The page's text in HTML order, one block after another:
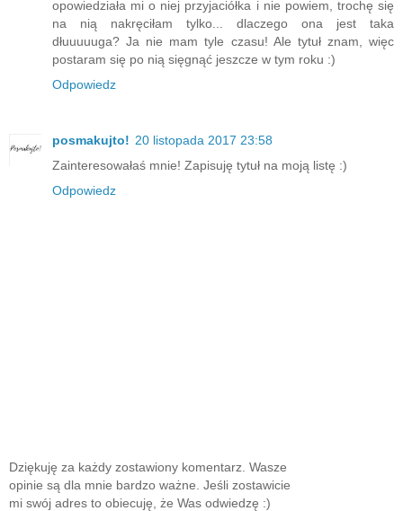
opowiedziała mi o niej przyjaciółka i nie powiem, trochę się
na nią nakręciłam tylko... dlaczego ona jest taka
dłuuuuuga? Ja nie mam tyle czasu! Ale tytuł znam, więc
postaram się po nią sięgnąć jeszcze w tym roku :)
Odpowiedz
posmakujto! 20 listopada 2017 23:58
Zainteresowałaś mnie! Zapisuję tytuł na moją listę :)
Odpowiedz
Dziękuję za każdy zostawiony komentarz. Wasze
opinie są dla mnie bardzo ważne. Jeśli zostawicie
mi swój adres to obiecuję, że Was odwiedzę :)